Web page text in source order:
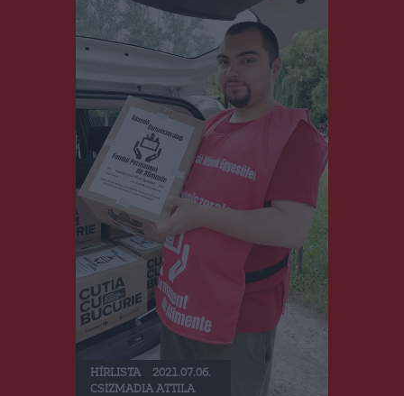
HÍRLISTA
2021.07.06.
CSIZMADIA ATTILA